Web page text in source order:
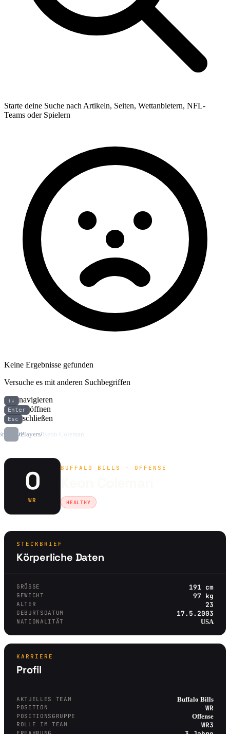
Starte deine Suche nach Artikeln, Seiten, Wettanbietern, NFL-
Teams oder Spielern
Keine Ergebnisse gefunden
Versuche es mit anderen Suchbegriffen
↑↓ navigieren
Enter öffnen
Esc schließen
/Players/Keon Coleman
0
WR
BUFFALO BILLS · OFFENSE
HEALTHY
STECKBRIEF
Körperliche Daten
GRÖSSE 191 cm
GEWICHT 97 kg
ALTER 23
GEBURTSDATUM 17.5.2003
NATIONALITÄT USA
KARRIERE
Profil
AKTUELLES TEAM Buffalo Bills
POSITION WR
POSITIONSGRUPPE Offense
ROLLE IM TEAM WR3